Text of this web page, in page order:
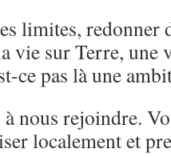
limites, redonner
vie sur Terre, une
ce pas là une
nous rejoindre.
localement et